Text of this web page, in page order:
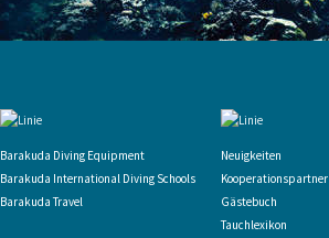
Barakuda Diving Equipment
Barakuda International Diving Schools
Barakuda Travel
Neuigkeiten
Kooperationspartner
Gästebuch
Tauchlexikon